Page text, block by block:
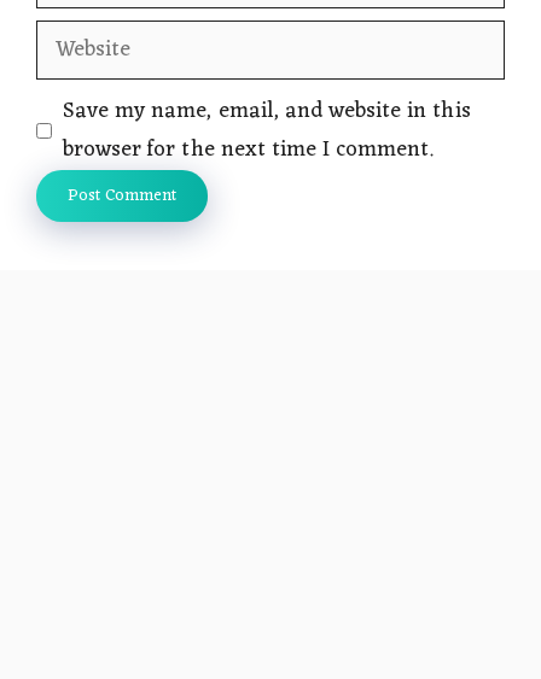
Website
Save my name, email, and website in this
browser for the next time I comment.